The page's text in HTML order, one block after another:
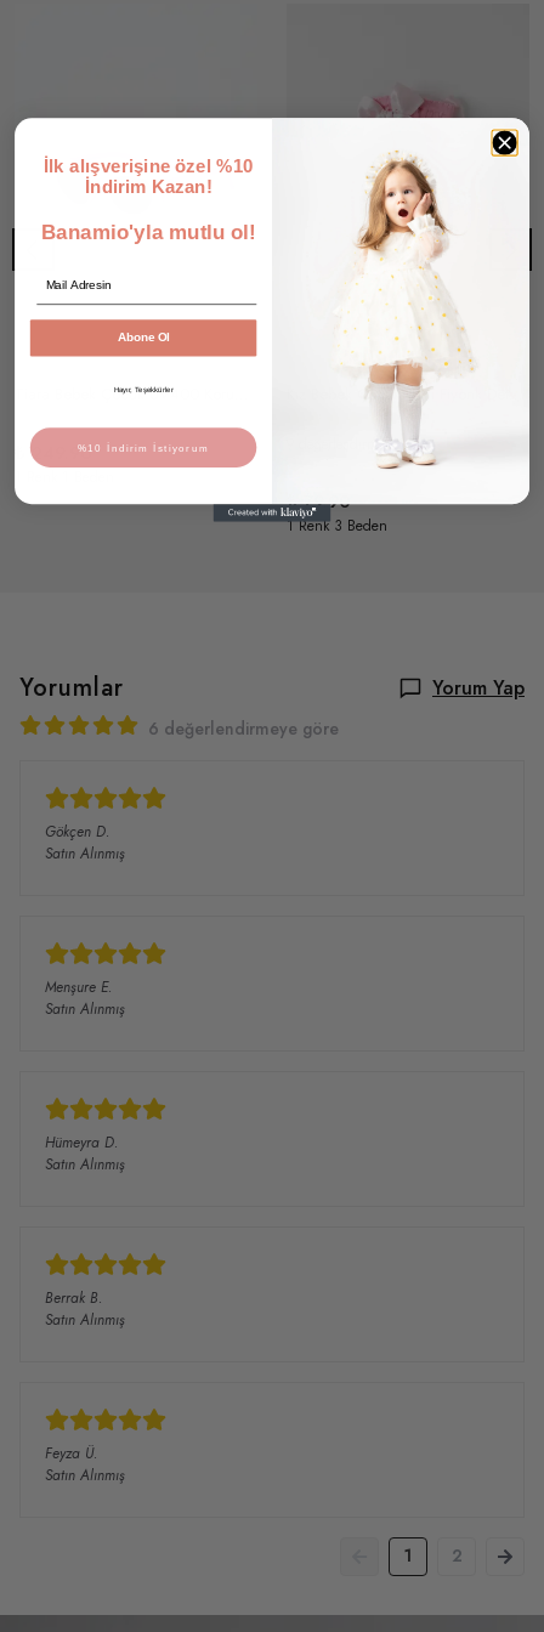
₺ 249.90 9 değerlendirme
₺ 79.90
1 Renk 3 Beden
Yorumlar Yorum Yap
6 değerlendirmeye göre
Gökçen D.
Satın Alınmış
Menşure E.
Satın Alınmış
Hümeyra D.
Satın Alınmış
Berrak B.
Satın Alınmış
Feyza Ü.
Satın Alınmış
1 2
İlk alışverişine özel %10
İndirim Kazan!
Banamio'yla mutlu ol!
Abone Ol
Hayır, Teşekkürler
%10 İndirim İstiyorum